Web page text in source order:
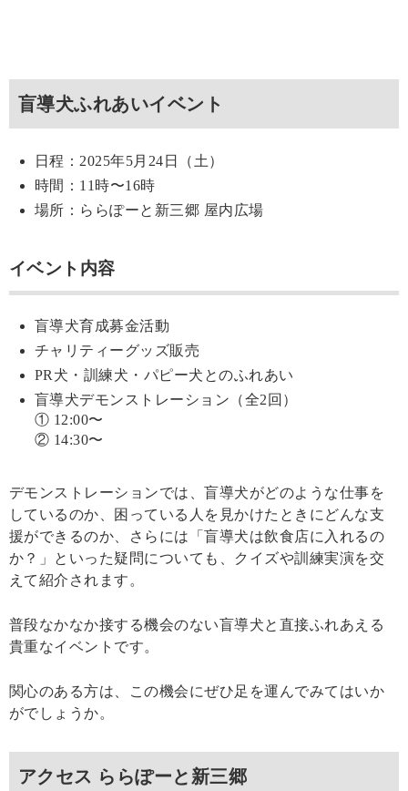
盲導犬ふれあいイベント
日程：2025年5月24日（土）
時間：11時〜16時
場所：ららぽーと新三郷 屋内広場
イベント内容
盲導犬育成募金活動
チャリティーグッズ販売
PR犬・訓練犬・パピー犬とのふれあい
盲導犬デモンストレーション（全2回）
① 12:00〜
② 14:30〜
デモンストレーションでは、盲導犬がどのような仕事を
しているのか、困っている人を見かけたときにどんな支
援ができるのか、さらには「盲導犬は飲食店に入れるの
か？」といった疑問についても、クイズや訓練実演を交
えて紹介されます。
普段なかなか接する機会のない盲導犬と直接ふれあえる
貴重なイベントです。
関心のある方は、この機会にぜひ足を運んでみてはいか
がでしょうか。
アクセス ららぽーと新三郷